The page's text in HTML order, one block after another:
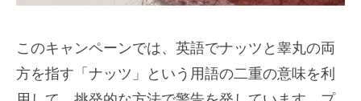
このキャンペーンでは、英語でナッツと睾丸の両
方を指す「ナッツ」という用語の二重の意味を利